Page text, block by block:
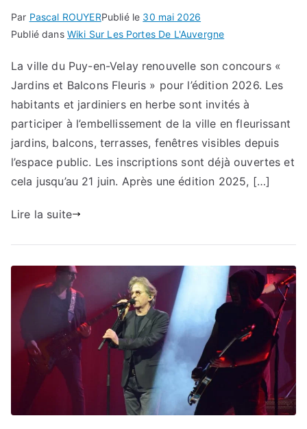
Par Pascal ROUYERPublié le 30 mai 2026
Publié dans Wiki Sur Les Portes De L'Auvergne
La ville du Puy-en-Velay renouvelle son concours «
Jardins et Balcons Fleuris » pour l’édition 2026. Les
habitants et jardiniers en herbe sont invités à
participer à l’embellissement de la ville en fleurissant
jardins, balcons, terrasses, fenêtres visibles depuis
l’espace public. Les inscriptions sont déjà ouvertes et
cela jusqu’au 21 juin. Après une édition 2025, […]
Lire la suite